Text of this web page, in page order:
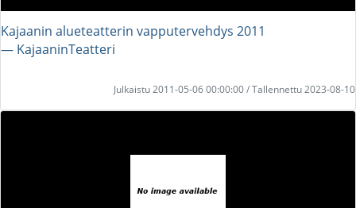
Kajaanin alueteatterin vapputervehdys 2011
― KajaaninTeatteri
Julkaistu 2011-05-06 00:00:00 / Tallennettu 2023-08-10